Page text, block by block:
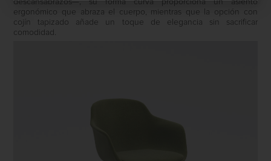
ergonómico que abraza el cuerpo, mientras que la opción con
cojín tapizado añade un toque de elegancia sin sacrificar
comodidad.